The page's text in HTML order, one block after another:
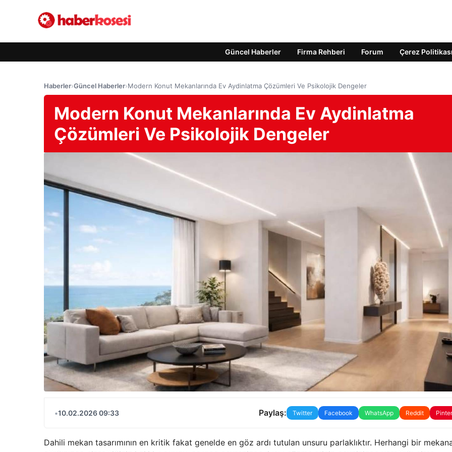
Güncel Haberler Firma Rehberi Forum Çerez Politikası
Haberler›Güncel Haberler›Modern Konut Mekanlarında Ev Aydinlatma Çözümleri Ve Psikolojik Dengeler
Modern Konut Mekanlarında Ev Aydinlatma
Çözümleri Ve Psikolojik Dengeler
•10.02.2026 09:33 Paylaş: Twitter Facebook WhatsApp Reddit
Dahili mekan tasarımının en kritik fakat genelde en göz ardı tutulan unsuru parlaklıktır. Herhangi bir